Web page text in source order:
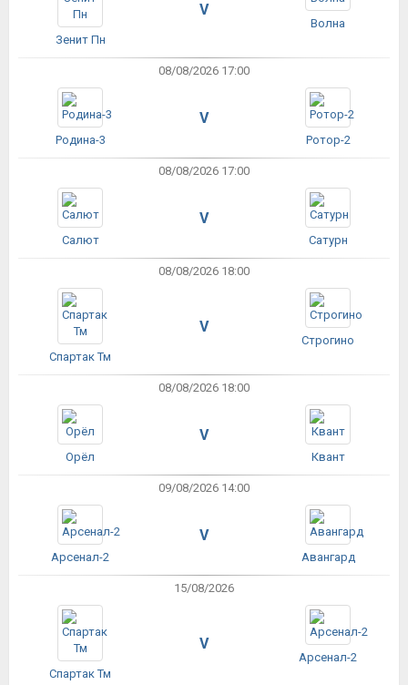
Зенит Пн
V
Волна
08/08/2026 17:00
Родина-3
V
Ротор-2
08/08/2026 17:00
Салют
V
Сатурн
08/08/2026 18:00
Спартак Тм
V
Строгино
08/08/2026 18:00
Орёл
V
Квант
09/08/2026 14:00
Арсенал-2
V
Авангард
15/08/2026
Спартак Тм
V
Арсенал-2